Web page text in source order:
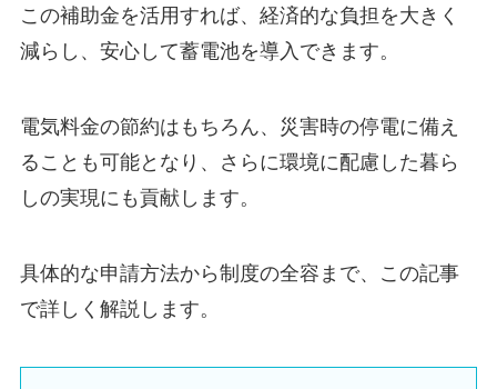
この補助金を活用すれば、経済的な負担を大きく
減らし、安心して蓄電池を導入できます。
電気料金の節約はもちろん、災害時の停電に備え
ることも可能となり、さらに環境に配慮した暮ら
しの実現にも貢献します。
具体的な申請方法から制度の全容まで、この記事
で詳しく解説します。